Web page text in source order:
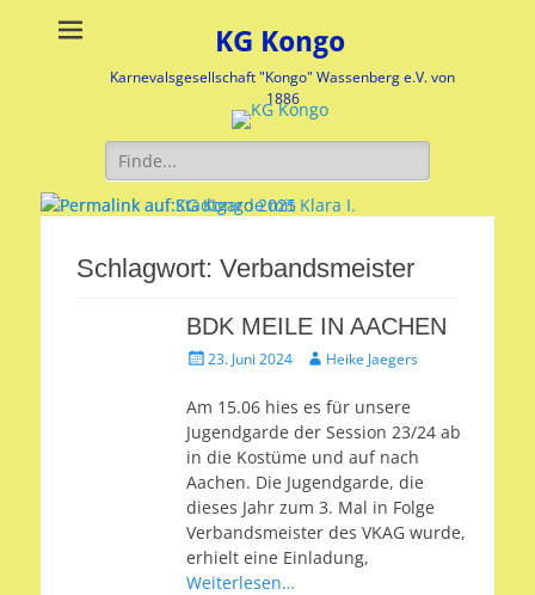
KG Kongo
Karnevalsgesellschaft "Kongo" Wassenberg e.V. von
1886
Suche
nach:
KG Kongo 2025
Veröffentlicht
Stadtgarde mit Klara I.
Veröffentlicht
Schlagwort: Verbandsmeister
BDK MEILE IN AACHEN
Veröffentlicht
23. Juni 2024 AutorHeike Jaegers
Am 15.06 hies es für unsere
Jugendgarde der Session 23/24 ab
in die Kostüme und auf nach
Aachen. Die Jugendgarde, die
dieses Jahr zum 3. Mal in Folge
Verbandsmeister des VKAG wurde,
erhielt eine Einladung,
Weiterlesen…